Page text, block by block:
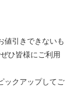
値引きできないも
ひ皆様にご利用
ックアップしてご